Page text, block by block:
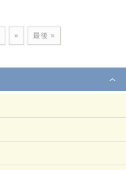
» 最後 »